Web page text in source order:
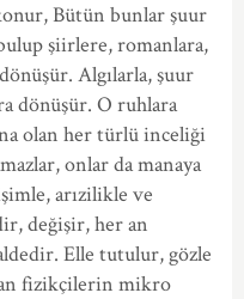
Bütün bunlar şuur
şiirlere, romanlara,
Algılarla, şuur
dönüşür. O ruhlara
olan her türlü inceliği
onlar da manaya
arızilikle ve
değişir, her an
Elle tutulur, gözle
fizikçilerin mikro